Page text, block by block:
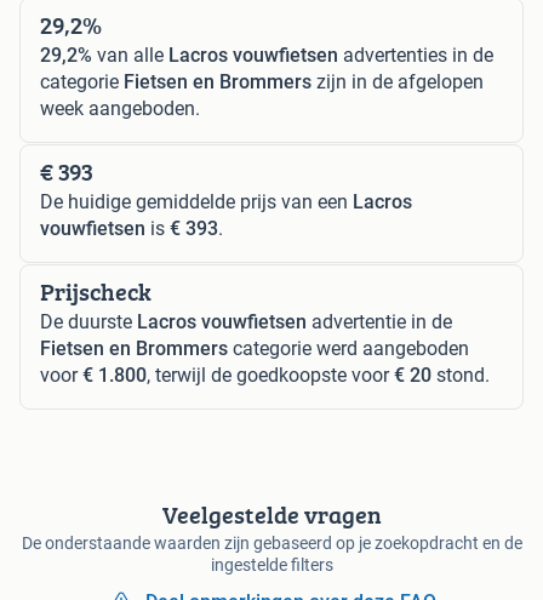
29,2%
29,2% van alle Lacros vouwfietsen advertenties in de
categorie Fietsen en Brommers zijn in de afgelopen
week aangeboden.
€ 393
De huidige gemiddelde prijs van een Lacros
vouwfietsen is € 393.
Prijscheck
De duurste Lacros vouwfietsen advertentie in de
Fietsen en Brommers categorie werd aangeboden
voor€ 1.800, terwijl de goedkoopste voor€ 20 stond.
Veelgestelde vragen
De onderstaande waarden zijn gebaseerd op je zoekopdracht en de
ingestelde filters